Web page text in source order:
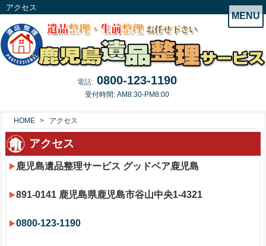
アクセス
電話: 0800-123-1190
受付時間: AM8:30-PM8:00
MENU
HOME アクセス
アクセス
鹿児島遺品整理サービス グッドベア鹿児島
891-0141 鹿児島県鹿児島市谷山中央1-4321
0800-123-1190